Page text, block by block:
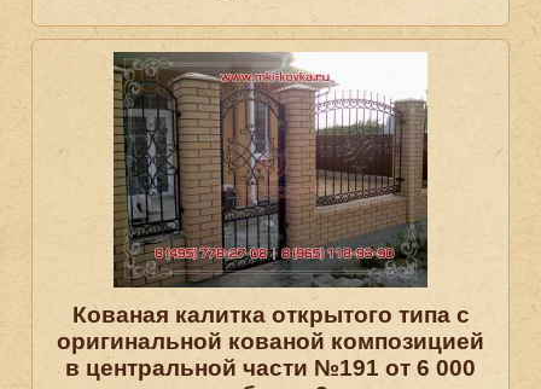
Кованая калитка открытого типа с
оригинальной кованой композицией
в центральной части №191 от 6 000